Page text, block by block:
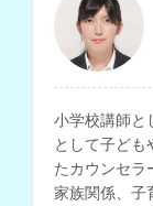
小学校講師と
として子ども
たカウンセラ
家族関係、子